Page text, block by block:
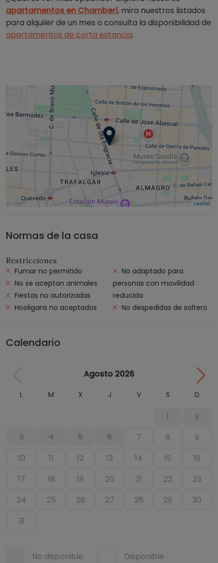
apartamentos en Chamberí, mira nuestros listados
para alquiler de un mes o consulta la disponibilidad de
apartamentos de corta estancia.
Leaflet
Normas de la casa
Restricciones
Fumar no permitido
No se aceptan animales
Fiestas no autorizadas
Hooligans no aceptados
personas con movilidad
reducida
No despedidas de soltero
Calendario
Agosto 2026
L M X J V S D
1
2
3
4 5 6 7 8
9
10
11 12 13 14 15
16
17
18 19 20 21 22
23
24
25 26 27 28 29
30
31
No disponible Disponible